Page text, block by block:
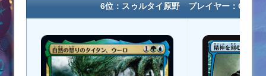
6位：スゥルタイ原野 プレイヤー：